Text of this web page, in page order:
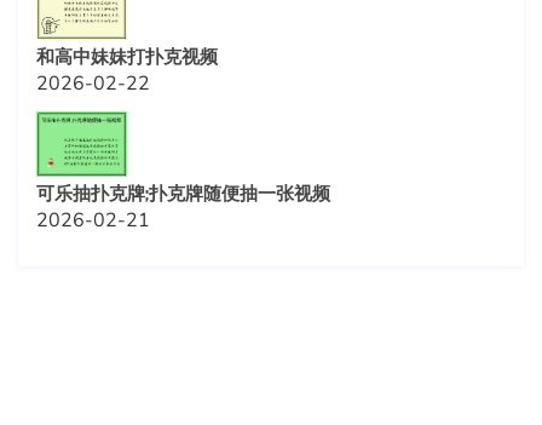
和高中妹妹打扑克视频
2026-02-22
可乐抽扑克牌;扑克牌随便抽一张视频
2026-02-21